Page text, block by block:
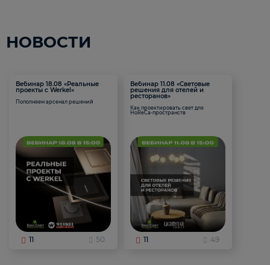
НОВОСТИ
Вебинар 18.08 «Реальные
проекты с Werkel»
Пополняем арсенал решений
11 50
Вебинар 11.08 «Световые
решения для отелей и
ресторанов»
Как проектировать свет для
HoReCa-пространств
11 49